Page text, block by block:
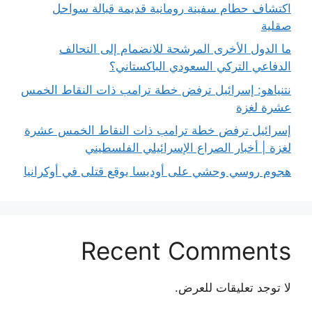
اكتشاف حطام سفينة رومانية قديمة قبالة سواحل
صقلية
ما الدول الأخرى المرشحة للانضمام إلى التحالف
الدفاعي التركي السعودي الباكستاني؟
نتنياهو: إسرائيل ترفض خطة ترامب ذات النقاط الخمس
عشرة لغزة
إسرائيل ترفض خطة ترامب ذات النقاط الخمس عشرة
لغزة | أخبار الصراع الإسرائيلي الفلسطيني
هجوم روسي وحشي على أوديسا يوقع قتلى في أوكرانيا
Recent Comments
لا توجد تعليقات للعرض.